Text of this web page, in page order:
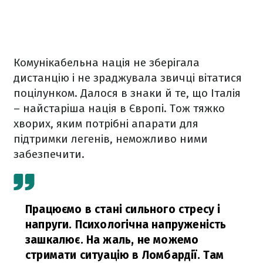
Комунікабельна нація не зберігала
дистанцію і не зраджувала звичці вітатися
поцілунком. Далося в знаки й те, що Італія
– найстаріша нація в Європі. Тож тяжко
хворих, яким потрібні апарати для
підтримки легенів, неможливо ними
забезпечити.
Працюємо в стані сильного стресу і
напруги. Психологічна напруженість
зашкалює. На жаль, не можемо
стримати ситуацію в Ломбардії. Там